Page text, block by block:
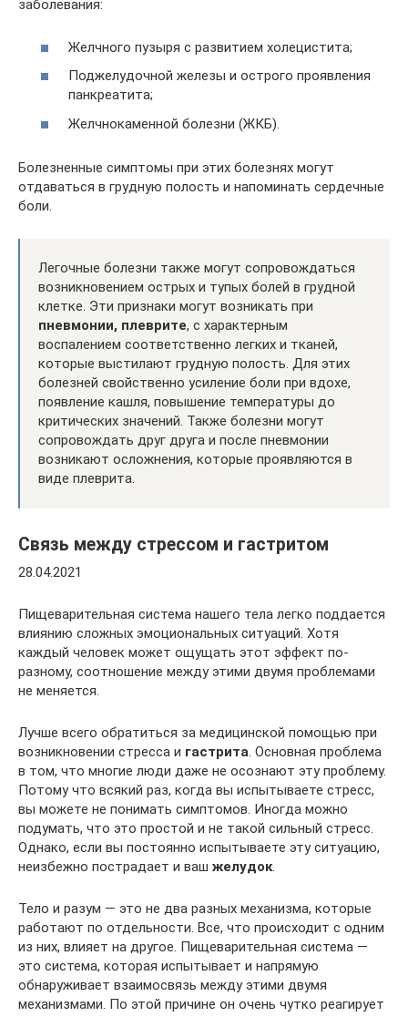
заболевания:
Желчного пузыря с развитием холецистита;
Поджелудочной железы и острого проявления
панкреатита;
Желчнокаменной болезни (ЖКБ).
Болезненные симптомы при этих болезнях могут
отдаваться в грудную полость и напоминать сердечные
боли.
Легочные болезни также могут сопровождаться
возникновением острых и тупых болей в грудной
клетке. Эти признаки могут возникать при
пневмонии, плеврите, с характерным
воспалением соответственно легких и тканей,
которые выстилают грудную полость. Для этих
болезней свойственно усиление боли при вдохе,
появление кашля, повышение температуры до
критических значений. Также болезни могут
сопровождать друг друга и после пневмонии
возникают осложнения, которые проявляются в
виде плеврита.
Связь между стрессом и гастритом
28.04.2021
Пищеварительная система нашего тела легко поддается
влиянию сложных эмоциональных ситуаций. Хотя
каждый человек может ощущать этот эффект по-
разному, соотношение между этими двумя проблемами
не меняется.
Лучше всего обратиться за медицинской помощью при
возникновении стресса и гастрита. Основная проблема
в том, что многие люди даже не осознают эту проблему.
Потому что всякий раз, когда вы испытываете стресс,
вы можете не понимать симптомов. Иногда можно
подумать, что это простой и не такой сильный стресс.
Однако, если вы постоянно испытываете эту ситуацию,
неизбежно пострадает и ваш желудок.
Тело и разум — это не два разных механизма, которые
работают по отдельности. Все, что происходит с одним
из них, влияет на другое. Пищеварительная система —
это система, которая испытывает и напрямую
обнаруживает взаимосвязь между этими двумя
механизмами. По этой причине он очень чутко реагирует